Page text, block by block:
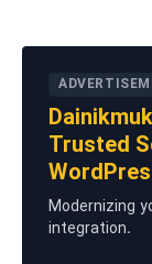
Trusted
Modernizing
integration.